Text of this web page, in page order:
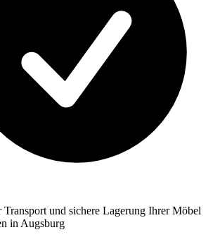
Transport und sichere Lagerung Ihrer Möbel
in Augsburg